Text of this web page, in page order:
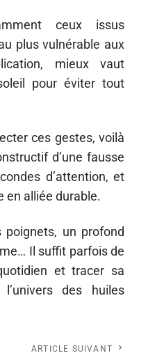
ceux issus
plus vulnérable aux
mieux vaut
pour éviter tout
ces gestes, voilà
d’une fausse
d’attention, et
en alliée durable.
poignets, un profond
Il suffit parfois de
et tracer sa
des huiles
ARTICLE SUIVANT